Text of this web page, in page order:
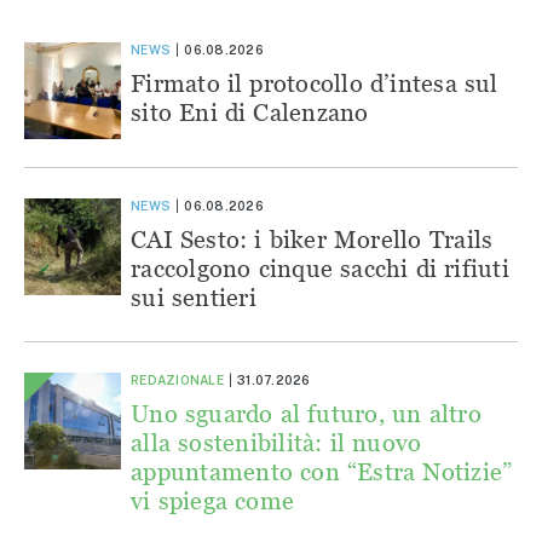
NEWS 06.08.2026
Firmato il protocollo d’intesa sul
sito Eni di Calenzano
NEWS 06.08.2026
CAI Sesto: i biker Morello Trails
raccolgono cinque sacchi di rifiuti
sui sentieri
REDAZIONALE 31.07.2026
Uno sguardo al futuro, un altro
alla sostenibilità: il nuovo
appuntamento con “Estra Notizie”
vi spiega come